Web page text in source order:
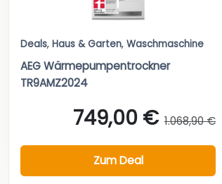
Deals, Haus & Garten, Waschmaschine
AEG Wärmepumpentrockner
TR9AMZ2024
749,00 € 1.068,90 €
Zum Deal